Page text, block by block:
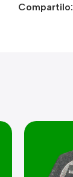
Compartilo: